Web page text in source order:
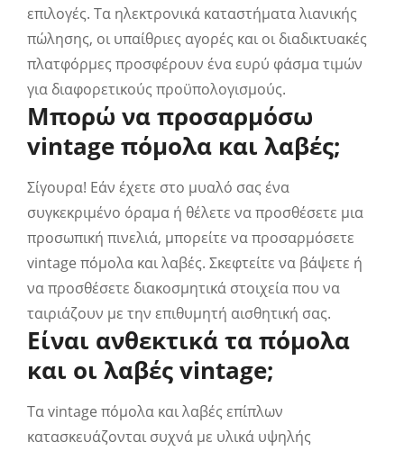
επιλογές. Τα ηλεκτρονικά καταστήματα λιανικής
πώλησης, οι υπαίθριες αγορές και οι διαδικτυακές
πλατφόρμες προσφέρουν ένα ευρύ φάσμα τιμών
για διαφορετικούς προϋπολογισμούς.
Μπορώ να προσαρμόσω
vintage πόμολα και λαβές;
Σίγουρα! Εάν έχετε στο μυαλό σας ένα
συγκεκριμένο όραμα ή θέλετε να προσθέσετε μια
προσωπική πινελιά, μπορείτε να προσαρμόσετε
vintage πόμολα και λαβές. Σκεφτείτε να βάψετε ή
να προσθέσετε διακοσμητικά στοιχεία που να
ταιριάζουν με την επιθυμητή αισθητική σας.
Είναι ανθεκτικά τα πόμολα
και οι λαβές vintage;
Τα vintage πόμολα και λαβές επίπλων
κατασκευάζονται συχνά με υλικά υψηλής